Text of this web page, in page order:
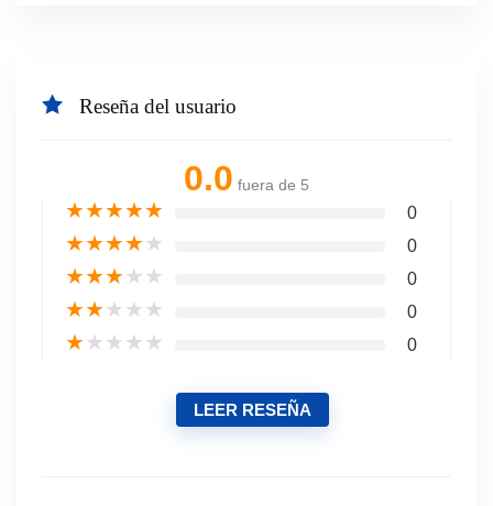
Reseña del usuario
0.0 fuera de 5
★★★★★ 0
★★★★★ 0
★★★★★ 0
★★★★★ 0
★★★★★ 0
LEER RESEÑA